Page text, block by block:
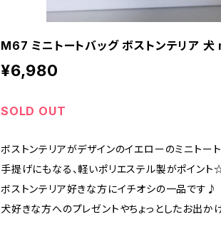
M67 ミニトートバッグ ボストンテリア
¥6,980
SOLD OUT
ボストンテリアがデザインのイエローのミニトー
手提げにもなる、軽いポリエステル製がポイント
ボストンテリア好きな方にイチオシの一品です♪
犬好きな方へのプレゼントやちょっとしたお出か